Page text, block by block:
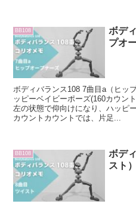
BB108
ボデ
プオ
ボディバランス108 7曲目a（ヒッ
ッピーベイビーポーズ(160カウン
左の状態で仰向けになり、ハッピ
カウントカウントでは、片足...
BB108
ボデ
スト）